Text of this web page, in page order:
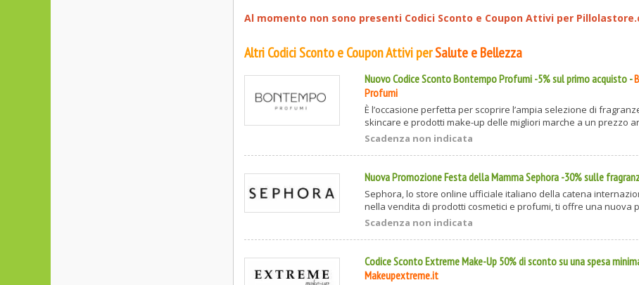
Al momento non sono presenti Codici Sconto e Coupon Attivi per
Altri Codici Sconto e Coupon Attivi perSalute e Bellezza
Nuovo Codice Sconto Bontempo Profumi -5% sul primo acquisto -
Profumi
È l’occasione perfetta per scoprire l’ampia selezione di
skincare e prodotti make-up delle migliori marche a un prezzo
Scadenza non indicata
Nuova Promozione Festa della Mamma Sephora -30% sulle
Sephora, lo store online ufficiale italiano della catena
nella vendita di prodotti cosmetici e profumi, ti offre una nuova
Scadenza non indicata
Codice Sconto Extreme Make-Up 50% di sconto su una spesa
Makeupextreme.it